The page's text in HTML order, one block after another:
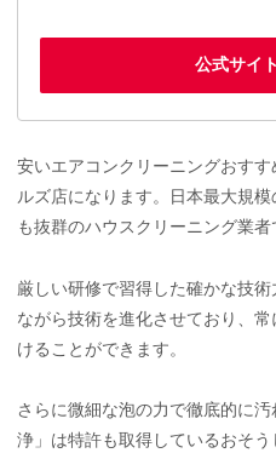
公式サイ
安いエアコンクリーニングおす
ルズ店になります。日本最大規
も抜群のハウスクリーニング業者
厳しい研修で習得した確かな技
ながら技術を進化させており、
けることができます。
さらに微細な泡の力で徹底的に
浄」は特許も取得しているおそ